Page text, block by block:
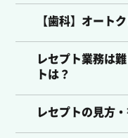
【歯科】オート
レセプト業務は
トは？
レセプトの見方